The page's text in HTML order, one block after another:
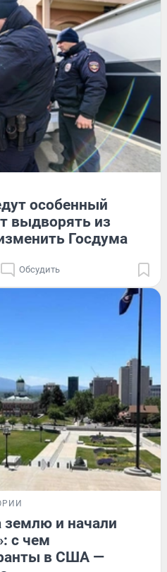
особенный
выдворять из
Госдума
Обсудить
землю и начали
с чем
в США —